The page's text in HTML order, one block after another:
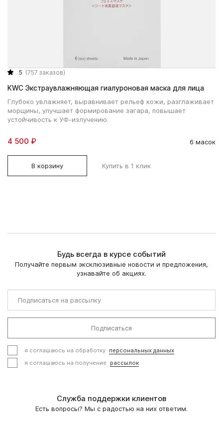
5 (757 заказов)
KWC Экстраувлажняющая гиалуроновая маска для лица
Глубоко увлажняет, выравнивает рельеф кожи, разглаживает
морщины, улучшает формирование загара, повышает
устойчивость к УФ-излучению.
4 500 ₽ 6 масок
В корзину Купить в 1 клик
Будь всегда в курсе событий
Получайте первым эксклюзивные новости и предложения,
узнавайте об акциях.
Подписаться
я соглашаюсь на обработку персональных данных
я соглашаюсь на получение
рассылок
Служба поддержки клиентов
Есть вопросы? Мы с радостью на них ответим.